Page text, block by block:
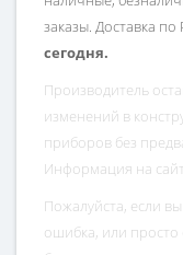
заказы. Доставка по
сегодня.
Производитель
изменений в
приборов без
Информация на
Пожалуйста, если
ошибка, или просто